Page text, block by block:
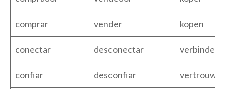
comprar vender kopen
conectar desconectar verbinden
confiar desconfiar